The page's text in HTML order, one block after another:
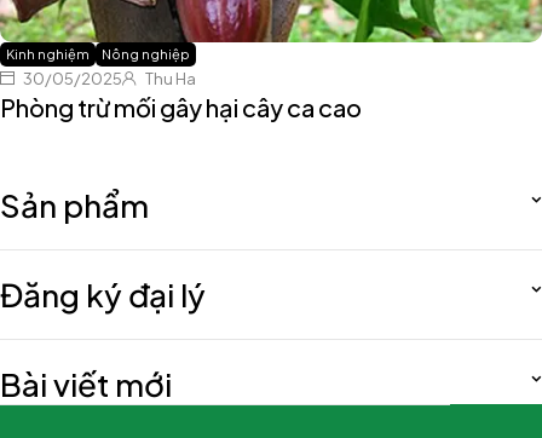
Kinh nghiệm Nông nghiệp
30/05/2025 Thu Ha
Phòng trừ mối gây hại cây ca cao
Sản phẩm
Đăng ký đại lý
Bài viết mới